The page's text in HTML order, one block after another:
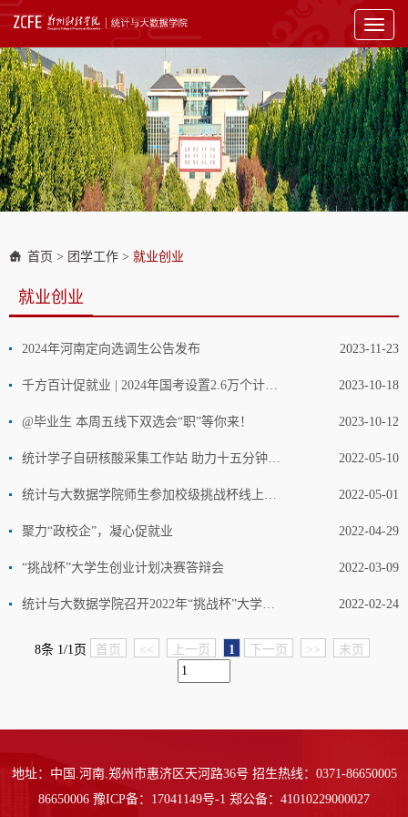
Toggle
首页 > 团学工作 > 就业创业
就业创业
2024年河南定向选调生公告发布 2023-11-23
千方百计促就业 | 2024年国考设置2.6万个计划招录应届高校毕业生 2023-10-18
@毕业生 本周五线下双选会“职”等你来！ 2023-10-12
统计学子自研核酸采集工作站 助力十五分钟核酸“采样圈”建设 2022-05-10
统计与大数据学院师生参加校级挑战杯线上开幕式 2022-05-01
聚力“政校企”，凝心促就业 2022-04-29
“挑战杯”大学生创业计划决赛答辩会 2022-03-09
统计与大数据学院召开2022年“挑战杯”大学生创业计划竞赛复赛线上选拔会议 2022-02-24
8条 1/1页 首页 << 上一页 1 下一页 >> 末页
地址：中国.河南.郑州市惠济区天河路36号 招生热线：0371-86650005
86650006 豫ICP备：17041149号-1 郑公备：41010229000027